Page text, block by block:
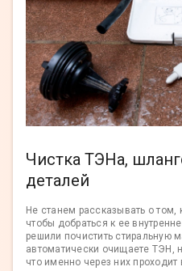
Чистка ТЭНа,
деталей
Не станем рассказывать о том,
чтобы добраться к ее
решили почистить стиральную
автоматически очищаете ТЭН,
что именно через них проходит